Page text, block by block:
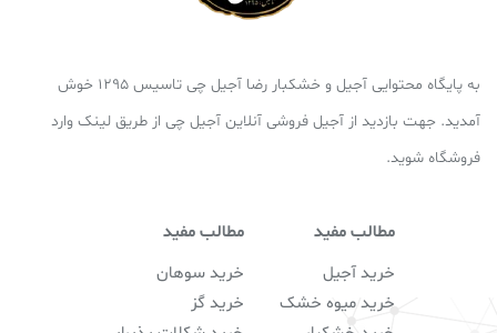
به پایگاه محتوایی آجیل و خشکبار رضا آجیل چی تاسیس 1295 خوش
آمدید. جهت بازدید از آجیل فروشی آنلاین آجیل چی از طریق لینک وارد
فروشگاه شوید.
مطالب مفید
خرید آجیل
خرید میوه خشک
مطالب مفید
خرید سوهان
خرید گز